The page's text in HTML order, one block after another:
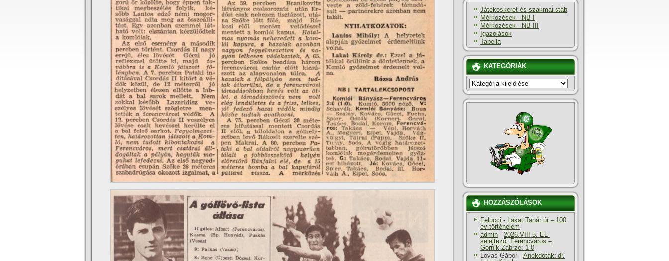
Játékoskeret és szakmai stáb
Mérkőzések - NB I
Mérkőzések - NB III
Igazolások
Tabella
KATEGÓRIÁK
KATEGÓRIÁK
HOZZÁSZÓLÁSOK
Felucci - Lakat Tanár úr – 100
év történelem
admin - 2026.VIII.5. EL-
selejtező: Ferencváros –
Górnik Zabrze: 1-0
Lovas Gábor - Anekdoták: dr.